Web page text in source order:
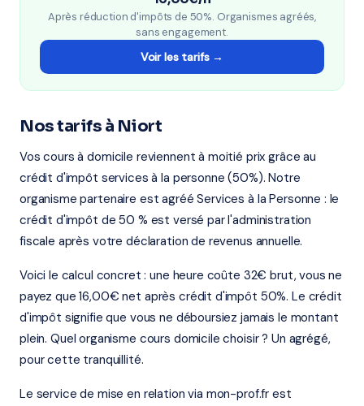
Après réduction d'impôts de 50%. Organismes agréés,
sans engagement.
Voir les tarifs →
Nos tarifs à Niort
Vos cours à domicile reviennent à moitié prix grâce au
crédit d'impôt services à la personne (50%). Notre
organisme partenaire est agréé Services à la Personne : le
crédit d'impôt de 50 % est versé par l'administration
fiscale après votre déclaration de revenus annuelle.
Voici le calcul concret : une heure coûte 32€ brut, vous ne
payez que 16,00€ net après crédit d'impôt 50%. Le crédit
d'impôt signifie que vous ne déboursiez jamais le montant
plein. Quel organisme cours domicile choisir ? Un agrégé,
pour cette tranquillité.
Le service de mise en relation via mon-prof.fr est